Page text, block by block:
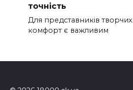
точність
Для представників
комфорт є важливим